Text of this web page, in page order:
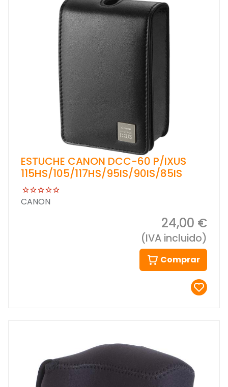
ESTUCHE CANON DCC-60 P/IXUS
115HS/105/117HS/95IS/90IS/85IS
CANON
24,00 €
(IVA incluido)
Comprar